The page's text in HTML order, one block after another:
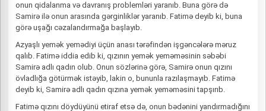
onun qidalanma və davranış problemləri yaranıb. Buna görə də
Samirə ilə onun arasında gərginliklər yaranıb. Fatimə deyib ki, buna
görə uşağı cəzalandırmağa başlayıb.
Azyaşlı yemək yemədiyi üçün anası tərəfindən işgəncələrə məruz
qalıb. Fatimə iddia edib ki, qızının yemək yeməməsinin səbəbi
Samirə adlı qadın olub. Onun sözlərinə görə, Samirə onun qızını
övladlığa götürmək istəyib, lakin o, bununla razılaşmayıb. Fatimə
deyib ki, Samirə adlı qadın qızına yemək yeməməsini tapşırıb.
Fatimə qızını döydüyünü etiraf etsə də, onun bədənini yandırmadığını